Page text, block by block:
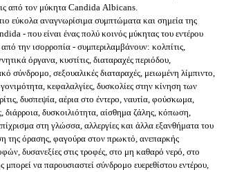
από τον μύκητα Candida Αlbicans.
εύκολα αναγνωρίσιμα συμπτώματα και σημεία της
- που είναι ένας πολύ κοινός μύκητας του εντέρου
από την ισορροπία - συμπεριλαμβάνουν: κολπίτις,
όργανα, κυστίτις, διαταραχές περιόδου,
σύνδρομο, σεξουαλικές διαταραχές, μειωμένη λίμπιντο,
κεφαλαλγίες, δυσκολίες στην κίνηση των
δυσπεψία, αέρια στο έντερο, ναυτία, φούσκωμα,
διάρροια, δυσκοιλιότητα, αίσθημα ζάλης, κόπωση,
στη γλώσσα, αλλεργίες και άλλα εξανθήματα του
της όρασης, φαγούρα στον πρωκτό, ανεπαρκής
δυσανεξίες στις τροφές, στο μη καθαρό νερό, στο
μπορεί να παρουσιαστεί σύνδρομο ευερεθίστου εντέρου,